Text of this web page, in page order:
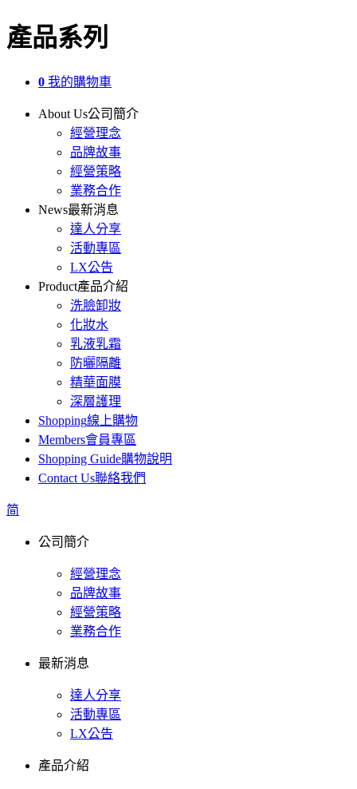
產品系列
0 我的購物車
About Us公司簡介
經營理念
品牌故事
經營策略
業務合作
News最新消息
達人分享
活動專區
LX公告
Product產品介紹
洗臉卸妝
化妝水
乳液乳霜
防曬隔離
精華面膜
深層護理
Shopping線上購物
Members會員專區
Shopping Guide購物說明
Contact Us聯絡我們
简
公司簡介
經營理念
品牌故事
經營策略
業務合作
最新消息
達人分享
活動專區
LX公告
產品介紹